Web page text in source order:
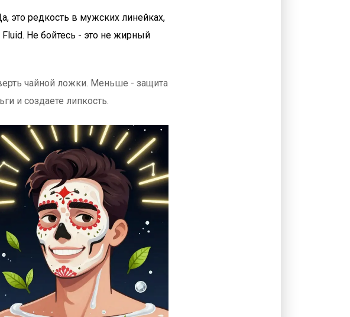
это редкость в мужских линейках,
Не бойтесь - это не жирный
чайной ложки. Меньше - защита
и создаете липкость.